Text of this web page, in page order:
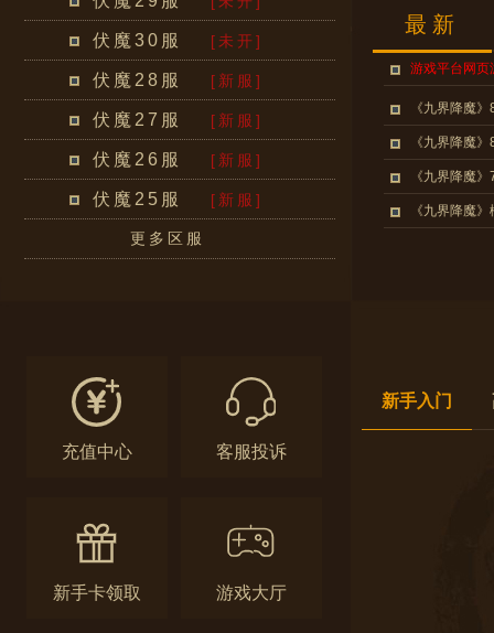
伏魔30服 [未开]
伏魔28服 [新服]
伏魔27服 [新服]
伏魔26服 [新服]
伏魔25服 [新服]
更多区服
充值中心 客服投诉
新手卡领取 游戏大厅
最新
游戏平台网页
《九界降魔
《九界降魔
《九界降魔
《九界降魔
新手入门